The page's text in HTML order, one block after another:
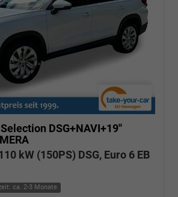
Selection DSG+NAVI+19''
kW (150PS) DSG, Euro 6 EB
ca. 2-3 Monate